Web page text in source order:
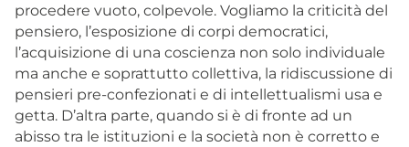
procedere vuoto, colpevole. Vogliamo la criticità del
pensiero, l’esposizione di corpi democratici,
l’acquisizione di una coscienza non solo individuale
ma anche e soprattutto collettiva, la ridiscussione di
pensieri pre-confezionati e di intellettualismi usa e
getta. D’altra parte, quando si è di fronte ad un
abisso tra le istituzioni e la società non è corretto e